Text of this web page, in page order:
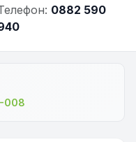
0882 590
008